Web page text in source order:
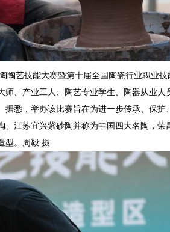
陶艺技能大赛暨第十届全国陶瓷行业职业
师、产业工人、陶艺专业学生、陶器从业
据悉，举办该比赛旨在为进一步传承、保
江苏宜兴紫砂陶并称为中国四大名陶，荣
型。周毅 摄